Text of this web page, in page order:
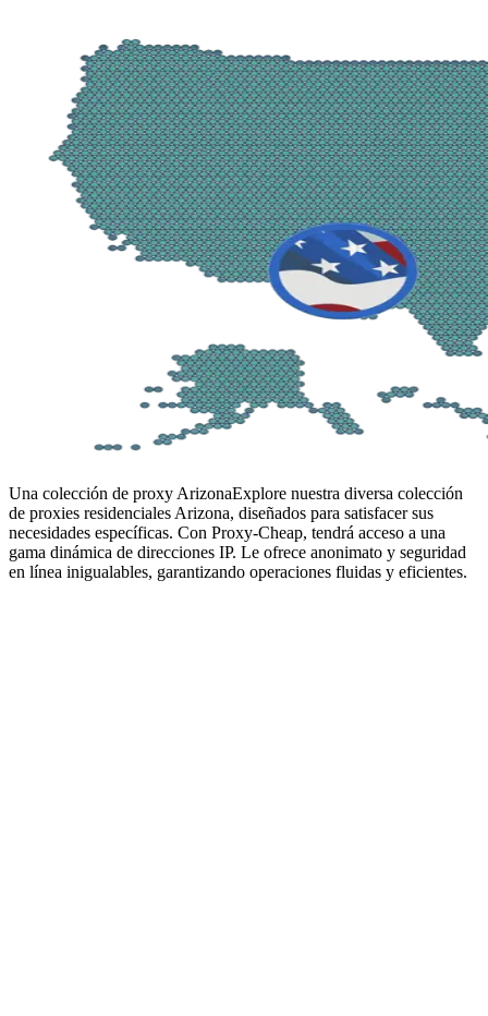
Una colección de proxy ArizonaExplore nuestra diversa colección
de proxies residenciales Arizona, diseñados para satisfacer sus
necesidades específicas. Con Proxy-Cheap, tendrá acceso a una
gama dinámica de direcciones IP. Le ofrece anonimato y seguridad
en línea inigualables, garantizando operaciones fluidas y eficientes.